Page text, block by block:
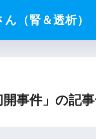
（腎＆透析）
開事件」の記